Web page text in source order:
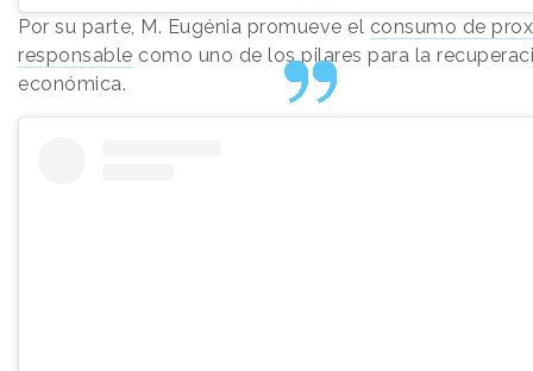
Por su parte, M. Eugénia promueve el consumo de
responsable como uno de los pilares para la
económica.